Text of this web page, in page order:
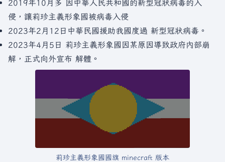
2019年10月多 因中華人民共和國的新型冠狀病毒的入
侵，讓莉珍主義形象國被病毒入侵
2023年2月12日中華民國援助我國度過 新型冠狀病毒。
2023年4月5日 莉珍主義形象國因某原因導致政府內部崩
解，正式向外宣布 解體。
莉珍主義形象國國旗 minecraft 版本